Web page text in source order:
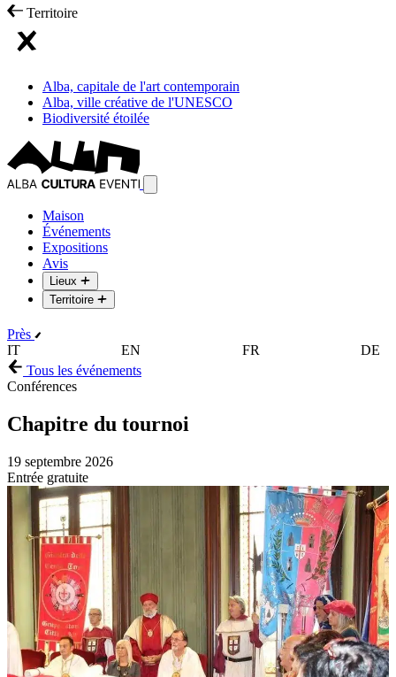
Territoire
Alba, capitale de l'art contemporain
Alba, ville créative de l'UNESCO
Biodiversité étoilée
Maison
Événements
Expositions
Avis
Lieux
Territoire
Près
IT
EN FR
DE
Tous les événements
Conférences
Chapitre du tournoi
19 septembre 2026
Entrée gratuite